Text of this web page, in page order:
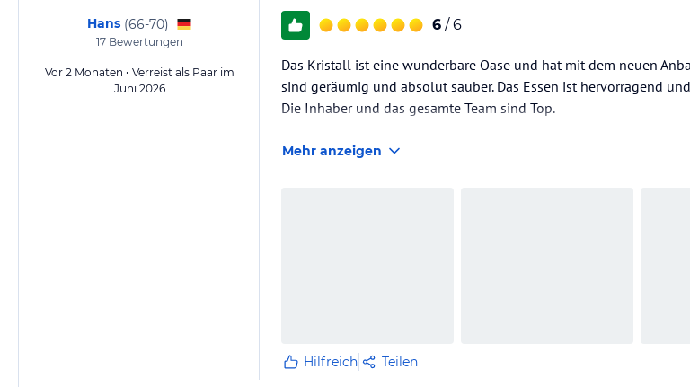
Hans (66-70)
17Bewertungen
Vor 2 Monaten • Verreist als Paar im
Juni 2026
6 / 6
Das Kristall ist eine wunderbare Oase und hat mit dem neuen
sind geräumig und absolut sauber. Das Essen ist hervorragend
Die Inhaber und das gesamte Team sind Top.
Mehr anzeigen
Hilfreich Teilen